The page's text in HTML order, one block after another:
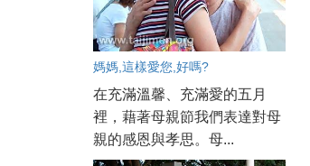
媽媽,這樣愛您,好嗎?
在充滿溫馨、充滿愛的五月
裡，藉著母親節我們表達對母
親的感恩與孝思。母...